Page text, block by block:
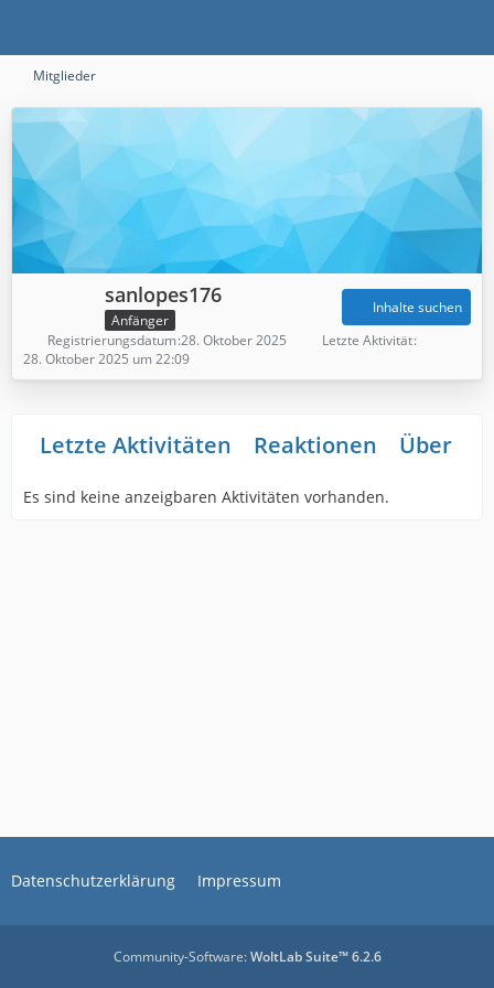
Mitglieder
sanlopes176
Anfänger
Inhalte suchen
Registrierungsdatum 28. Oktober 2025
Letzte Aktivität
28. Oktober 2025 um 22:09
Letzte Aktivitäten Reaktionen Über
Es sind keine anzeigbaren Aktivitäten vorhanden.
Datenschutzerklärung Impressum
Community-Software:WoltLab Suite™ 6.2.6